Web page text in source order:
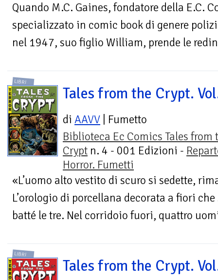
Quando M.C. Gaines, fondatore della E.C.
specializzato in comic book di genere
nel 1947, suo figlio William, prende le
LIBRI
Tales from the Crypt.
di AAVV | Fumetto
Biblioteca Ec Comics Tales from
Crypt n. 4 - 001 Edizioni -
Horror. Fumetti
«L’uomo alto vestito di scuro si sedette,
L’orologio di porcellana decorata a fiori
batté le tre. Nel corridoio fuori, quattro
LIBRI
Tales from the Crypt.